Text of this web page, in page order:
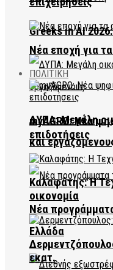
Greeks in AI
ΔΥΠΑ: Μεγάλη
και
Νέα
Ελλάδα
Νέα εποχή για
ΠΟΛΙΤΙΚΗ
myAGRO: Νέα
επιδοτήσεις
Καλαφάτης: Η
οικονομία
εκατ.